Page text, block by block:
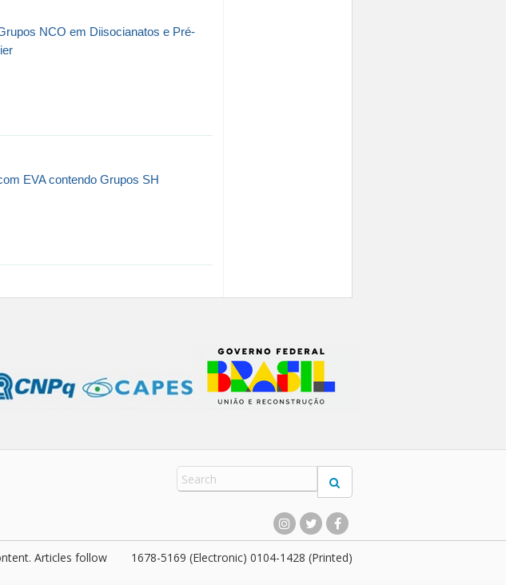
NCO em Diisocianatos e Pré-
EVA contendo Grupos SH
1678-5169 (Electronic) 0104-1428 (Printed)
Articles follow